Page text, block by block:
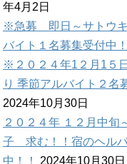
年4月2日
※急募 即日～サトウ
バイト１名募集受付中！
※２０２４年1２月1５
り 季節アルバイト２名
2024年10月30日
２０２４年 １２月中旬
子 求む！！宿のヘル
中！！
2024年10月30日